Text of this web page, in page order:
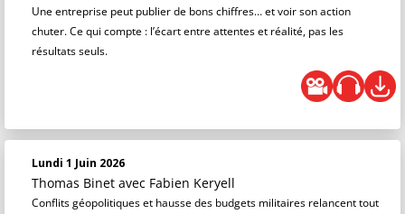
Une entreprise peut publier de bons chiffres… et voir son action
chuter. Ce qui compte : l’écart entre attentes et réalité, pas les
résultats seuls.
Lundi 1 Juin 2026
Thomas Binet avec Fabien Keryell
Conflits géopolitiques et hausse des budgets militaires relancent tout